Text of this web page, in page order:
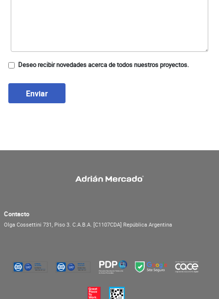
Deseo recibir novedades acerca de todos nuestros proyectos.
Enviar
Contacto
Olga Cossettini 731, Piso 3. C.A.B.A. [C1107CDA] República Argentina